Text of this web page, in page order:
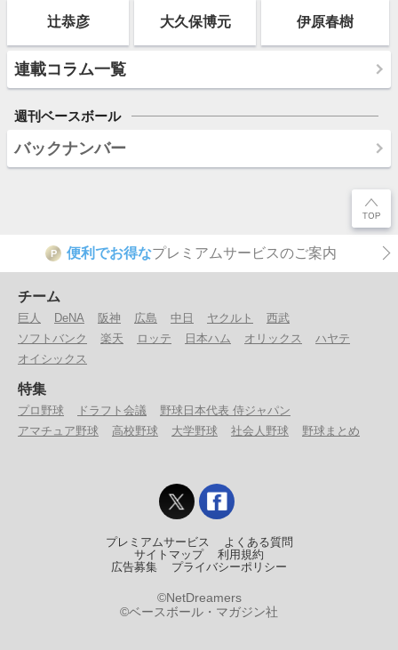
辻恭彦 大久保博元 伊原春樹
連載コラム一覧
週刊ベースボール
バックナンバー
P 便利でお得なプレミアムサービスのご案内
チーム
巨人 DeNA 阪神 広島 中日 ヤクルト
西武
ソフトバンク
楽天 ロッテ 日本ハム オリックス
ハヤテ
オイシックス
特集
プロ野球 ドラフト会議
野球日本代表 侍ジャパン
アマチュア野球
高校野球 大学野球 社会人野球 野球まとめ
プレミアムサービス
よくある質問
サイトマップ
利用規約
広告募集
プライバシーポリシー
©NetDreamers
©ベースボール・マガジン社